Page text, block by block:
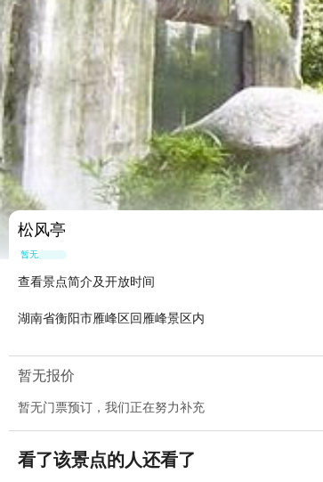
松风亭
暂无点评
查看景点简介及开放时间
湖南省衡阳市雁峰区回雁峰景区内
暂无报价
暂无门票预订，我们正在努力补充
看了该景点的人还看了